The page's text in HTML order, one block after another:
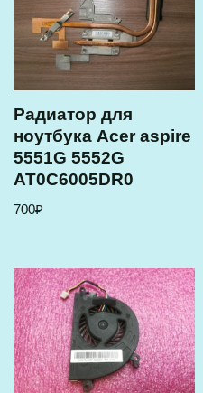
Радиатор для
ноутбука Acer aspire
5551G 5552G
AT0C6005DR0
700₽